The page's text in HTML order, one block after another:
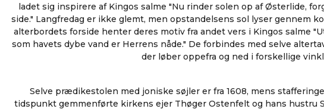
ladet sig inspirere af Kingos salme "Nu rinder solen op af Østerlide,
side." Langfredag er ikke glemt, men opstandelsens sol lyser gennem
alterbordets forside henter deres motiv fra andet vers i Kingos salme
som havets dybe vand er Herrens nåde." De forbindes med selve
der løber oppefra og ned i forskellige
Selve prædikestolen med joniske søjler er fra 1608, mens
tidspunkt gemmenførte kirkens ejer Thøger Ostenfelt og hans hustru